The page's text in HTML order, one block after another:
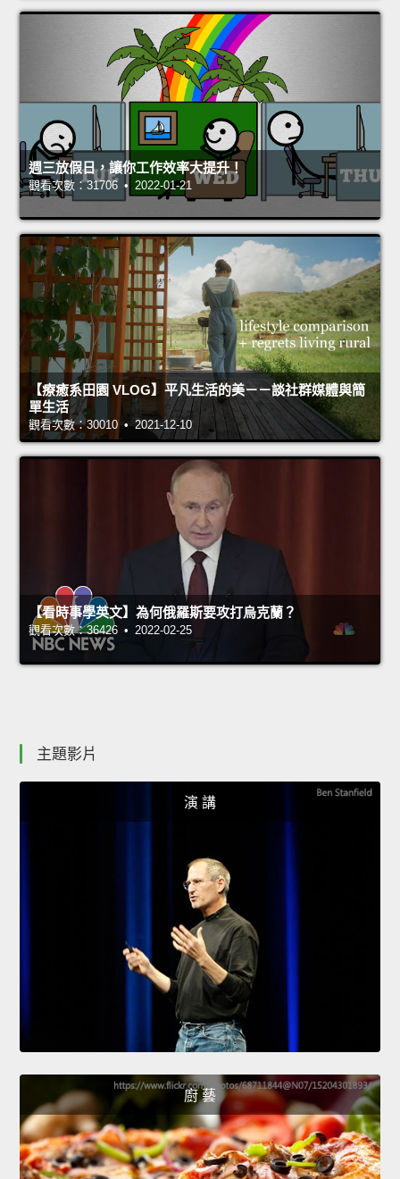
週三放假日，讓你工作效率大提升！
觀看次數：31706 • 2022-01-21
【療癒系田園 VLOG】平凡生活的美－－談社群媒體與簡
單生活
觀看次數：30010 • 2021-12-10
【看時事學英文】為何俄羅斯要攻打烏克蘭？
觀看次數：36426 • 2022-02-25
主題影片
演 講
廚 藝